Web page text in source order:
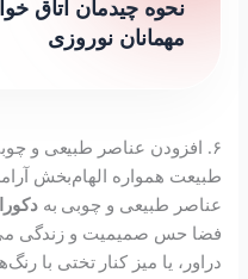
نحوه چیدمان اتاق
مهمانان نوروزی
۶. افزودن عناصر طبیعی و چوبی
طبیعت همواره الهام‌بخش
عناصر طبیعی و چوبی به
فضا حس صمیمیت و زندگی
دراور، یا میز کنار تختی با